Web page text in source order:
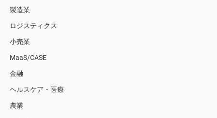
製造業
ロジスティクス
小売業
MaaS/CASE
金融
ヘルスケア・医療
農業